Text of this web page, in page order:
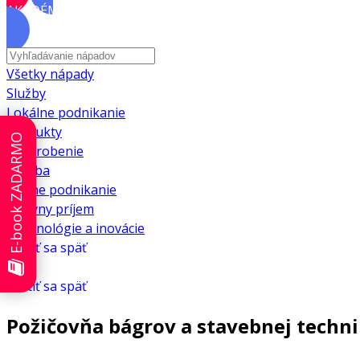
AKADÉMIA
Všetky nápady
Služby
Lokálne podnikanie
Produkty
Privyrobenie
Výroba
Online podnikanie
Pasívny príjem
Technológie a inovácie
Vrátiť sa späť
Vrátiť sa späť
Požičovňa bágrov a stavebnej
E-book ZADARMO